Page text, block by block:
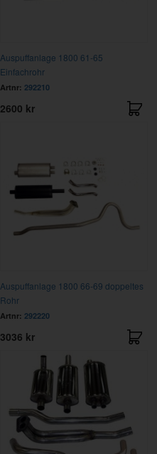
Auspuffanlage 1800 61-65
Einfachrohr
Artnr: 292210
2600 kr
Auspuffanlage 1800 66-69 doppeltes
Rohr
Artnr: 292220
3036 kr